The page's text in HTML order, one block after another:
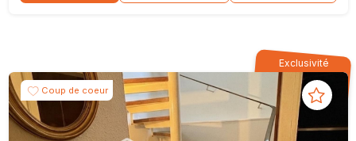
Exclusivité
Coup de coeur